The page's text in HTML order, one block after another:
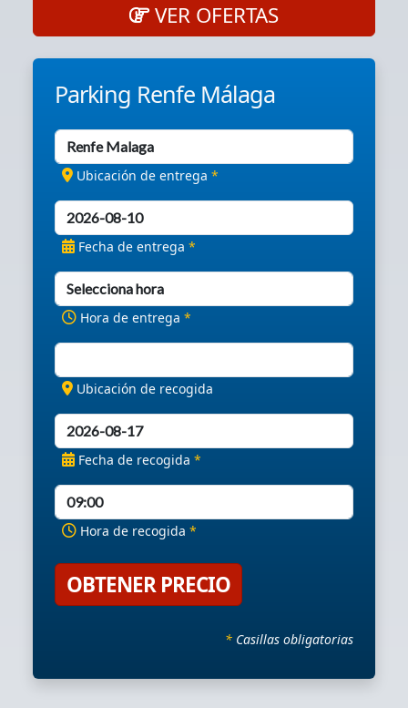
VER OFERTAS
Parking Renfe Málaga
Ubicación de entrega *
Fecha de entrega *
Hora de entrega *
Ubicación de recogida
Fecha de recogida *
Hora de recogida *
OBTENER PRECIO
* Casillas obligatorias